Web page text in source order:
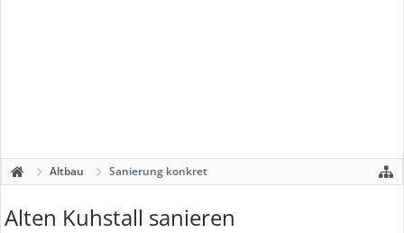
Altbau Sanierung konkret
Alten Kuhstall sanieren